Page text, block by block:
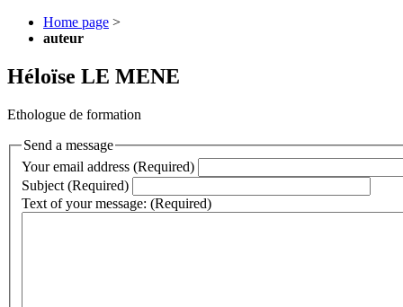
Home page >
auteur
Héloïse LE MENE
Ethologue de formation
Send a message
Your email address (Required)
Subject (Required)
Text of your message: (Required)